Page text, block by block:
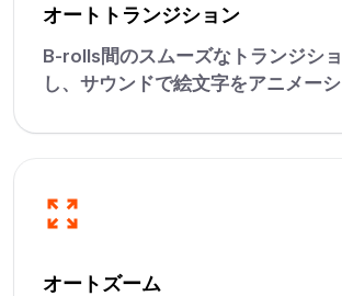
オートトランジション
B-rolls間のスムーズなトランジシ
し、サウンドで絵文字をアニメーシ
オートズーム